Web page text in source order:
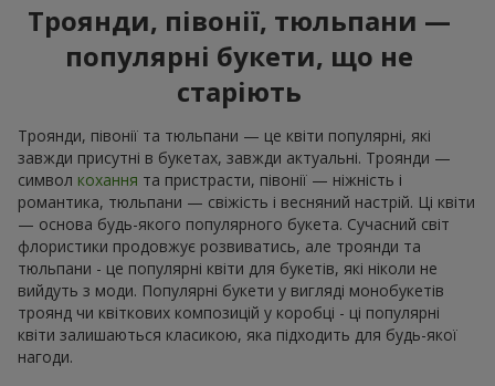
Троянди, півонії, тюльпани —
популярні букети, що не
старіють
Троянди, півонії та тюльпани — це квіти популярні, які
завжди присутні в букетах, завжди актуальні. Троянди —
символ кохання та пристрасти, півонії — ніжність і
романтика, тюльпани — свіжість і весняний настрій. Ці квіти
— основа будь-якого популярного букета. Сучасний світ
флористики продовжує розвиватись, але троянди та
тюльпани - це популярні квіти для букетів, які ніколи не
вийдуть з моди. Популярні букети у вигляді монобукетів
троянд чи квіткових композицій у коробці - ці популярні
квіти залишаються класикою, яка підходить для будь-якої
нагоди.